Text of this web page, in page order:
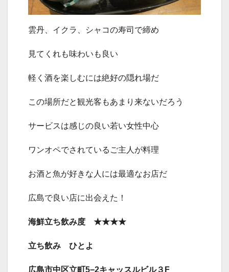
雲丹、イクラ、シャコの寿司で締め
見てくれも味わいも良い
軽く酒を楽しむには絶好の隠れ場だ
この場所だと観光客もあまり来ないだろう
サービスは感じの良い若い女性中心
ワンオペでされているご主人が料理
お酒と魚が好きな人には最適なお店だ
広島で良い店に出会えた！
海鮮立ち飲み度 ★★★★
立ち飲み ひとよ
広島市中区立町5−2キャッスルビル３F